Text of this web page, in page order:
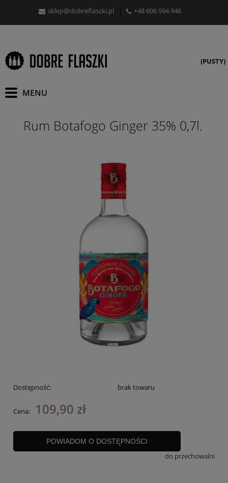
sklep@dobreflaszki.pl +48 606 994 946
(PUSTY)
Rum Botafogo Ginger 35% 0,7l.
Dostępność: brak towaru
Cena: 109,90 zł
POWIADOM O DOSTĘPNOŚCI
do przechowalni